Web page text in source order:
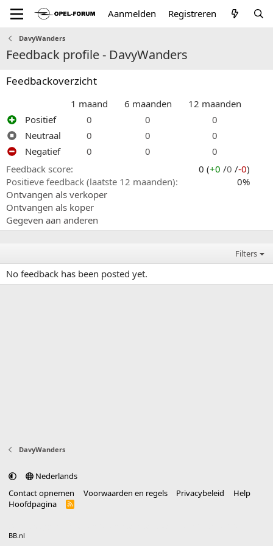
Aanmelden Registreren
DavyWanders
Feedback profile - DavyWanders
Feedbackoverzicht
1 maand 6 maanden
12 maanden
Positief
0 0
0
Neutraal
0 0
0
Negatief
0 0
0
Feedback score
0 (+0 /0 /-0)
Positieve feedback (laatste 12 maanden)
0%
Ontvangen als verkoper
Ontvangen als koper
Gegeven aan anderen
Filters
No feedback has been posted yet.
DavyWanders
Nederlands
Contact opnemen
Voorwaarden en regels Privacybeleid
Help
Hoofdpagina
R
BB.nl